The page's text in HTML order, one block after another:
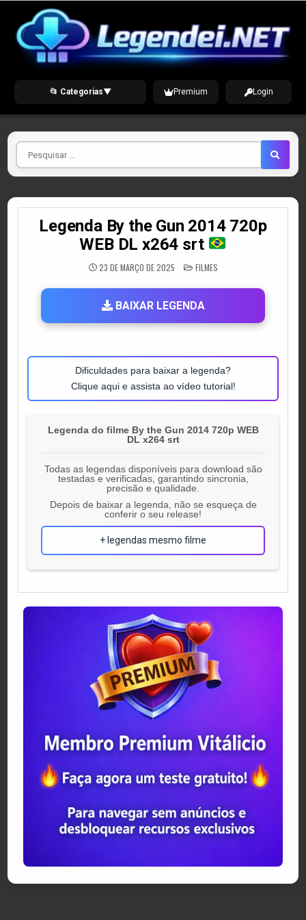
content
📂 Categorias▼ Premium Login
Pesquisar
por
Legenda By the Gun 2014 720p
WEB DL x264 srt
23 DE MARÇO DE 2025 POSTED
IN
FILMES
BAIXAR LEGENDA
Dificuldades para baixar a legenda?
Clique aqui e assista ao vídeo tutorial!
Legenda do filme By the Gun 2014 720p WEB
DL x264 srt
Todas as legendas disponíveis para download são
testadas e verificadas, garantindo sincronia,
precisão e qualidade.
Depois de baixar a legenda, não se esqueça de
conferir o seu release!
+ legendas mesmo filme